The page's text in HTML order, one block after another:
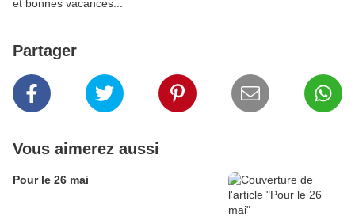
et bonnes vacances...
Partager
Vous aimerez aussi
Pour le 26 mai